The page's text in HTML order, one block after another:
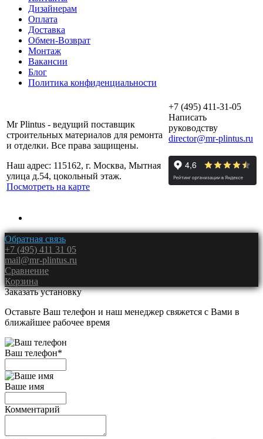
Дизайнерам
Оплата
Доставка
Обмен-Возврат
Монтаж
Вакансии
Блог
Политика конфиденциальности
Mr Plintus - ведущий поставщик
строительных материалов для ремонта
и отделки. Все права защищены.
Наш адрес: 115162, г. Москва, Мытная
улица д.54, цокольный этаж.
Посмотреть на карте
+7 (495) 411-31-05
Написать
руководству
director@mr-plintus.ru
Обратная связь
+7 (495) 411 31 05
mail@mr-plintus.ru
Сравнение
Корзина
Заказать установку
Оставьте Ваш телефон и наш менеджер свяжется с Вами в
ближайшее рабочее время
Ваш телефон*
Ваше имя
Комментарий